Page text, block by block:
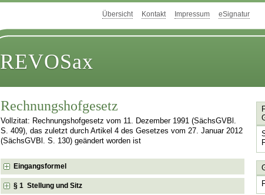
Übersicht Kontakt Impressum eSignatur
REVOSax
Rechnungshofgesetz
Vollzitat: Rechnungshofgesetz vom 11. Dezember 1991 (SächsGVBl.
S. 409), das zuletzt durch Artikel 4 des Gesetzes vom 27. Januar 2012
(SächsGVBl. S. 130) geändert worden ist
Eingangsformel
§ 1 Stellung und Sitz